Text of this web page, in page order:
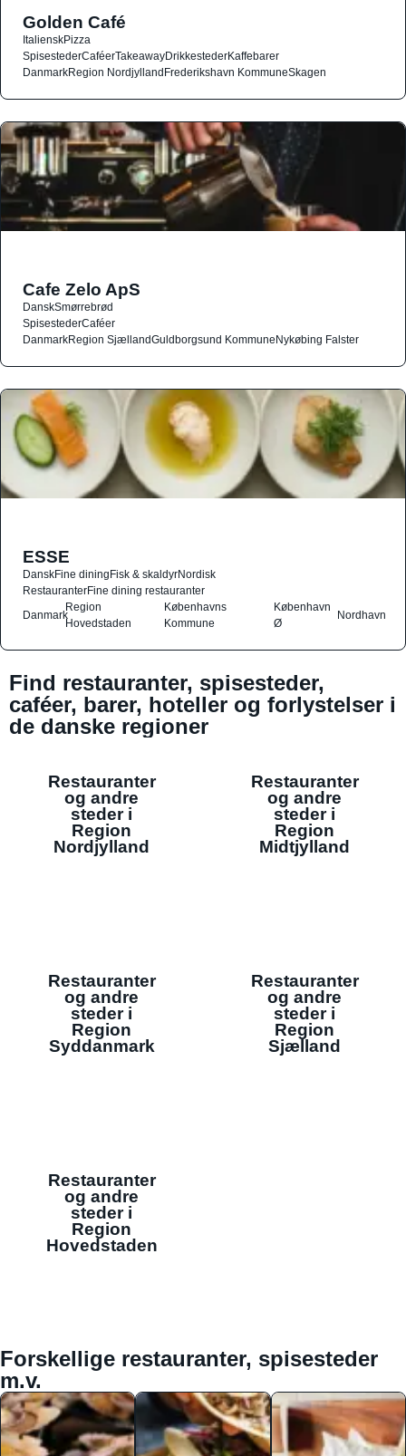
Golden Café
ItalienskPizza
SpisestederCaféerTakeawayDrikkestederKaffebarer
DanmarkRegion NordjyllandFrederikshavn KommuneSkagen
Cafe Zelo ApS
DanskSmørrebrød
SpisestederCaféer
DanmarkRegion SjællandGuldborgsund KommuneNykøbing Falster
ESSE
DanskFine diningFisk & skaldyrNordisk
RestauranterFine dining restauranter
Danmark
Region
Hovedstaden
Københavns
Kommune
København
Ø
Nordhavn
Find restauranter, spisesteder,
caféer, barer, hoteller og forlystelser i
de danske regioner
Restauranter
og andre
steder i
Region
Nordjylland
Restauranter
og andre
steder i
Region
Midtjylland
Restauranter
og andre
steder i
Region
Syddanmark
Restauranter
og andre
steder i
Region
Sjælland
Restauranter
og andre
steder i
Region
Hovedstaden
Forskellige restauranter, spisesteder
m.v.